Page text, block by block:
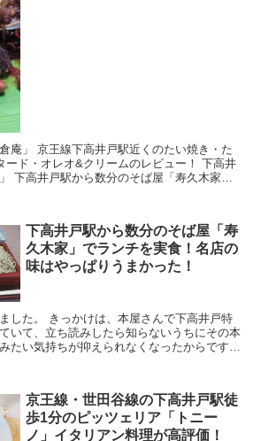
たい焼き・た
ード・オレオ&クリームのレビュー！ 下高井
家」
下高井戸駅から数分のそば屋「寿
久木家」でランチを実食！名店の
味はやっぱりうまかった！
した。 きっかけは、本屋さんで下高井戸特
いて、立ち読みしたら知らないうちにその本
たい気持ちが抑えられなくなったからです。
京王線・世田谷線の下高井戸駅徒
歩1分のピッツェリア「トニー
ノ」イタリアン料理が高評価！